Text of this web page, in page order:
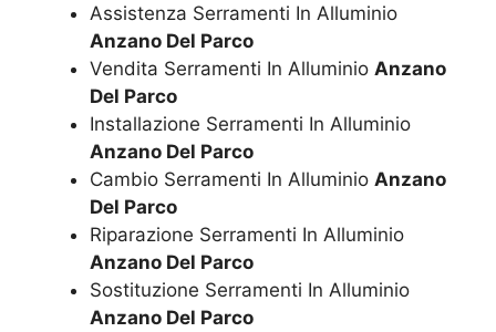
Assistenza Serramenti In Alluminio
Anzano Del Parco
Vendita Serramenti In Alluminio Anzano
Del Parco
Installazione Serramenti In Alluminio
Anzano Del Parco
Cambio Serramenti In Alluminio Anzano
Del Parco
Riparazione Serramenti In Alluminio
Anzano Del Parco
Sostituzione Serramenti In Alluminio
Anzano Del Parco